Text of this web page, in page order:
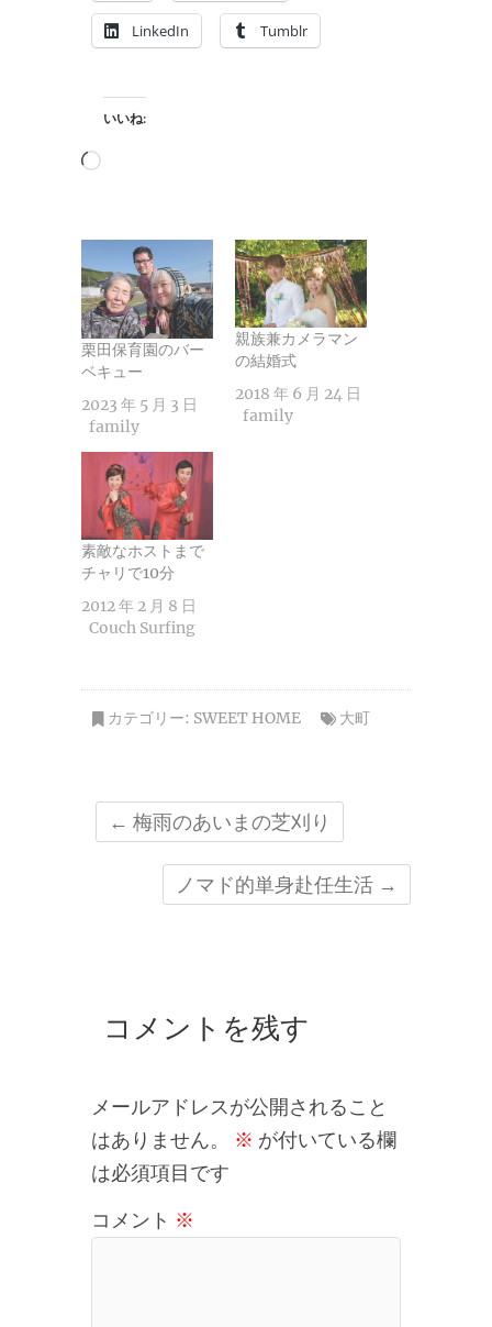
LinkedIn Tumblr
いいね:
読
栗田保育園のバー
ベキュー
2023 年 5 月 3 日
family
親族兼カメラマン
の結婚式
2018 年 6 月 24 日
family
素敵なホストまで
チャリで10分
2012 年 2 月 8 日
Couch Surfing
カテゴリー: SWEET HOME 大町
← 梅雨のあいまの芝刈り
ノマド的単身赴任生活 →
コメントを残す
メールアドレスが公開されること
はありません。
※ が付いている欄
は必須項目です
コメント ※